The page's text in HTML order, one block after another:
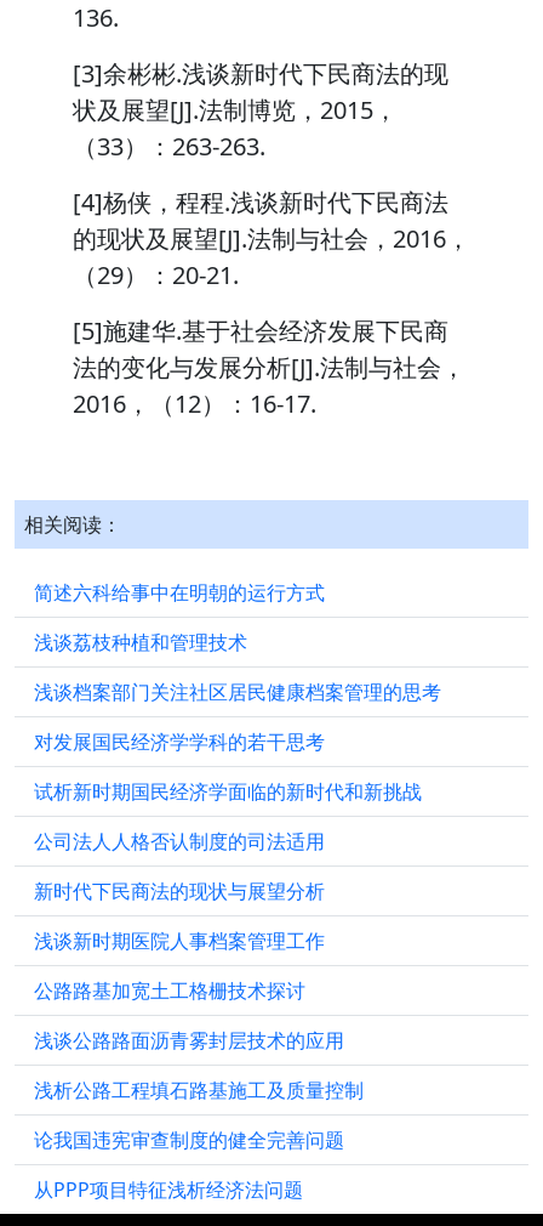
136.
[3]余彬彬.浅谈新时代下民商法的现
状及展望[J].法制博览，2015，
（33）：263-263.
[4]杨侠，程程.浅谈新时代下民商法
的现状及展望[J].法制与社会，2016，
（29）：20-21.
[5]施建华.基于社会经济发展下民商
法的变化与发展分析[J].法制与社会，
2016，（12）：16-17.
相关阅读：
简述六科给事中在明朝的运行方式
浅谈荔枝种植和管理技术
浅谈档案部门关注社区居民健康档案管理的思考
对发展国民经济学学科的若干思考
试析新时期国民经济学面临的新时代和新挑战
公司法人人格否认制度的司法适用
新时代下民商法的现状与展望分析
浅谈新时期医院人事档案管理工作
公路路基加宽土工格栅技术探讨
浅谈公路路面沥青雾封层技术的应用
浅析公路工程填石路基施工及质量控制
论我国违宪审查制度的健全完善问题
从PPP项目特征浅析经济法问题